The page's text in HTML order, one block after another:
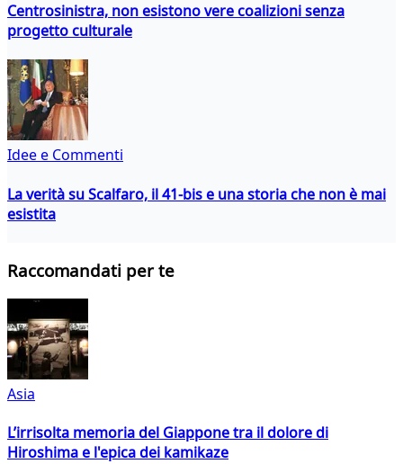
Centrosinistra, non esistono vere coalizioni senza
progetto culturale
Idee e Commenti
La verità su Scalfaro, il 41-bis e una storia che non è mai
esistita
Raccomandati per te
Asia
L’irrisolta memoria del Giappone tra il dolore di
Hiroshima e l'epica dei kamikaze